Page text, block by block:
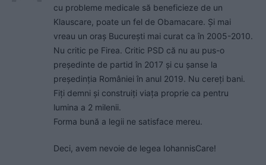
cu probleme medicale să beneficieze de un
Klauscare, poate un fel de Obamacare. Și mai
vreau un oraș București mai curat ca în 2005-2010.
Nu critic pe Firea. Critic PSD că nu au pus-o
președinte de partid în 2017 și cu șanse la
președinția României în anul 2019. Nu cereți bani.
Fiți demni și construiți viața proprie ca pentru
lumina a 2 milenii.
Forma bună a legii ne satisface mereu.
Deci, avem nevoie de legea IohannisCare!